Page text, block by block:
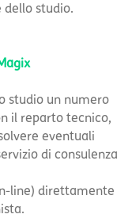
dello studio.
studio un numero
il reparto tecnico,
eventuali
di consulenza
line) direttamente